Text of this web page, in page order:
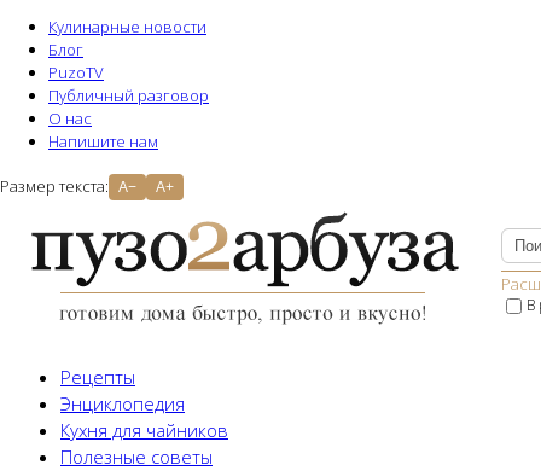
Кулинарные новости
Блог
PuzoTV
Публичный разговор
О нас
Напишите нам
Размер текста: A− A+
В
Рецепты
Энциклопедия
Кухня для чайников
Полезные советы